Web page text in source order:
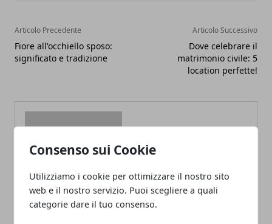
Consenso sui Cookie
Utilizziamo i cookie per ottimizzare il nostro sito
web e il nostro servizio. Puoi scegliere a quali
categorie dare il tuo consenso.
Articolo Precedente
Fiore all'occhiello sposo:
significato e tradizione
Articolo Successivo
Dove celebrare il
matrimonio civile: 5
location perfette!